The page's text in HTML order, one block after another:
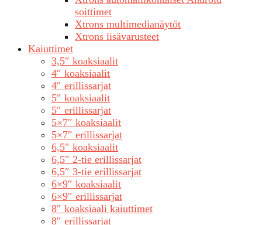
soittimet
Xtrons multimedianäytöt
Xtrons lisävarusteet
Kaiuttimet
3,5″ koaksiaalit
4″ koaksiaalit
4″ erillissarjat
5″ koaksiaalit
5″ erillissarjat
5×7″ koaksiaalit
5×7″ erillissarjat
6,5″ koaksiaalit
6,5″ 2-tie erillissarjat
6,5″ 3-tie erillissarjat
6×9″ koaksiaalit
6×9″ erillissarjat
8″ koaksiaali kaiuttimet
8″ erillissarjat